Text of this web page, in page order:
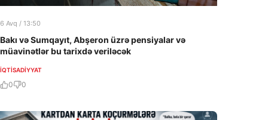
6 Avq / 13:50
Bakı və Sumqayıt, Abşeron üzrə pensiyalar və
müavinətlər bu tarixdə veriləcək
İQTISADIYYAT
0 0